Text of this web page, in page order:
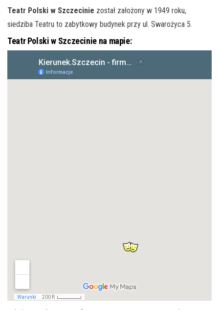
Teatr Polski w Szczecinie został założony w 1949 roku,
siedziba Teatru to zabytkowy budynek przy ul. Swarożyca 5.
Teatr Polski w Szczecinie na mapie: